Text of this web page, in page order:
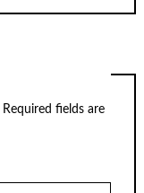
Required fields are